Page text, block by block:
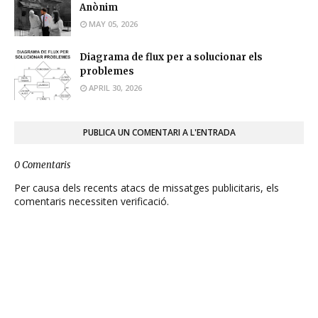
Anònim
MAY 05, 2026
Diagrama de flux per a solucionar els
problemes
APRIL 30, 2026
PUBLICA UN COMENTARI A L'ENTRADA
0 Comentaris
Per causa dels recents atacs de missatges publicitaris, els
comentaris necessiten verificació.